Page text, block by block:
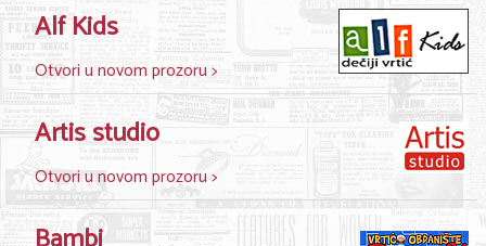
Usluge
Nega lica i tela
Shopping
Sve za venčanje
Sve za decu
Gastronomija
Alf Kids
Otvori u novom prozoru >
Artis studio
Otvori u novom prozoru >